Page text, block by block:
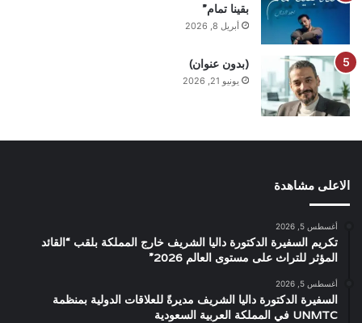
بقينا تمام”
أبريل 8, 2026
(بدون عنوان)
يونيو 21, 2026
الاعلى مشاهدة
أغسطس 5, 2026
تكريم السفيرة الدكتورة داليا الشريف خارج المملكة بلقب “القائد
المؤثر للتراث على مستوى العالم 2026”
أغسطس 5, 2026
السفيرة الدكتورة داليا الشريف مديرةً للعلاقات الدولية بمنظمة
UNMTC في المملكة العربية السعودية